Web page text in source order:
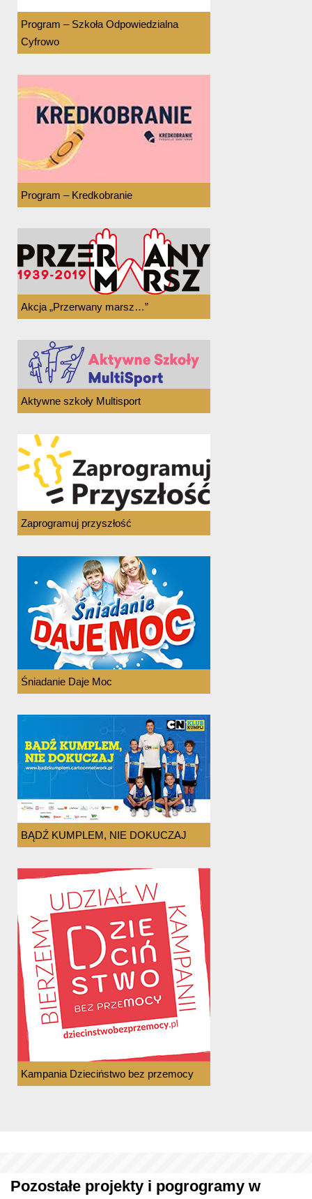
Program – Szkoła Odpowiedzialna
Cyfrowo
Program – Kredkobranie
Akcja „Przerwany marsz…”
Aktywne szkoły Multisport
Zaprogramuj przyszłość
Śniadanie Daje Moc
BĄDŹ KUMPLEM, NIE DOKUCZAJ
Kampania Dzieciństwo bez przemocy
Pozostałe projekty i pogrogramy w